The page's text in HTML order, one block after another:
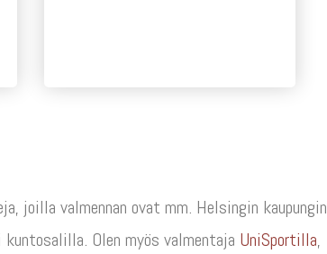
joilla valmennan ovat mm. Helsingin kaupungin
Olen myös valmentaja UniSportilla,